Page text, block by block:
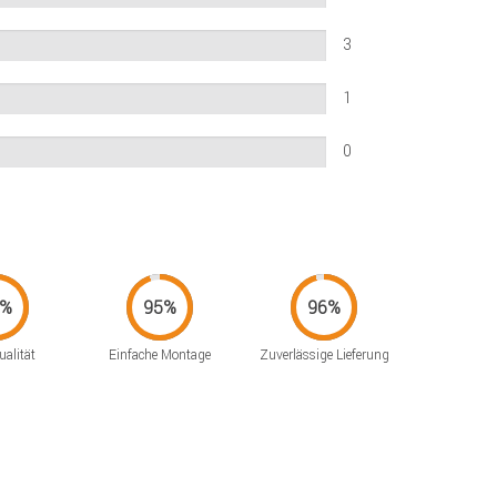
3
1
0
Einfache Montage Zuverlässige Lieferung